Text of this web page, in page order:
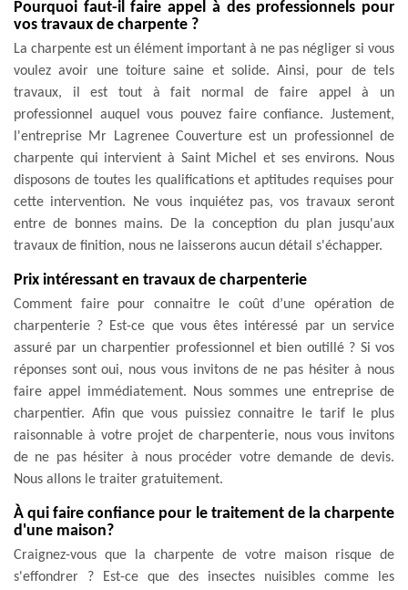
Pourquoi faut-il faire appel à des professionnels pour
vos travaux de charpente ?
La charpente est un élément important à ne pas négliger si vous
voulez avoir une toiture saine et solide. Ainsi, pour de tels
travaux, il est tout à fait normal de faire appel à un
professionnel auquel vous pouvez faire confiance. Justement,
l'entreprise Mr Lagrenee Couverture est un professionnel de
charpente qui intervient à Saint Michel et ses environs. Nous
disposons de toutes les qualifications et aptitudes requises pour
cette intervention. Ne vous inquiétez pas, vos travaux seront
entre de bonnes mains. De la conception du plan jusqu'aux
travaux de finition, nous ne laisserons aucun détail s'échapper.
Prix intéressant en travaux de charpenterie
Comment faire pour connaitre le coût d’une opération de
charpenterie ? Est-ce que vous êtes intéressé par un service
assuré par un charpentier professionnel et bien outillé ? Si vos
réponses sont oui, nous vous invitons de ne pas hésiter à nous
faire appel immédiatement. Nous sommes une entreprise de
charpentier. Afin que vous puissiez connaitre le tarif le plus
raisonnable à votre projet de charpenterie, nous vous invitons
de ne pas hésiter à nous procéder votre demande de devis.
Nous allons le traiter gratuitement.
À qui faire confiance pour le traitement de la charpente
d'une maison?
Craignez-vous que la charpente de votre maison risque de
s'effondrer ? Est-ce que des insectes nuisibles comme les